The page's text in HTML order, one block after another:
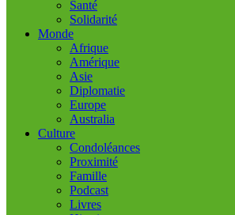
Santé
Solidarité
Monde
Afrique
Amérique
Asie
Diplomatie
Europe
Australia
Culture
Condoléances
Proximité
Famille
Podcast
Livres